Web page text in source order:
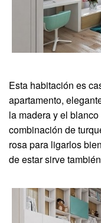
Esta habitación es
apartamento,
la madera y el
combinación de
rosa para ligarlos
de estar sirve